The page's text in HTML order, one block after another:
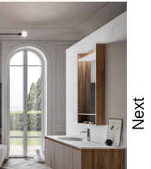
φθορά από τριβή,
Next